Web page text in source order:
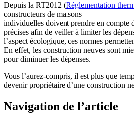
Depuis la RT2012 (Réglementation
constructeurs de maisons
individuelles doivent prendre en compte
précises afin de veiller à limiter les
l’aspect écologique, ces normes
En effet, les construction neuves sont
pour diminuer les dépenses.
Vous l’aurez-compris, il est plus que
devenir propriétaire d’une construction
Navigation de l’article